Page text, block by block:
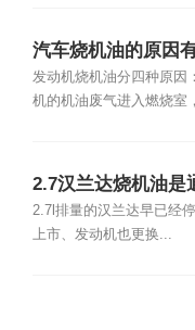
汽车烧机油的原因
发动机烧机油分四种原因
机的机油废气进入燃烧室
2.7汉兰达烧机油是
2.7l排量的汉兰达早已经
上市、发动机也更换...